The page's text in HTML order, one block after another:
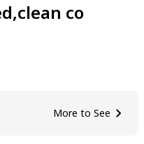
co
More to See